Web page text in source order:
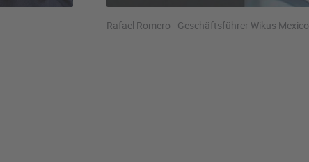
Rafael Romero - Geschäftsführer Wikus Mexico